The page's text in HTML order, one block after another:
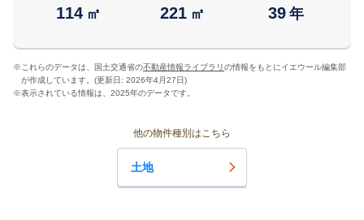
114 ㎡ 221 ㎡ 39 年
※ これらのデータは、国土交通省の不動産情報ライブラリの情報をもとにイエウール編集部
が作成しています。(更新日: 2026年4月27日)
※表示されている情報は、2025年のデータです。
他の物件種別はこちら
土地